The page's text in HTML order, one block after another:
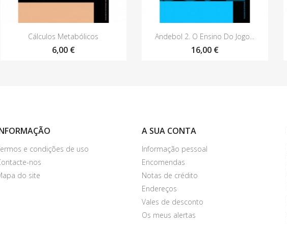
Vista rápida
Cálculos Metabólicos
6,00 €
 Vista rápida
Andebol 2. O Ensino Do Jogo...
16,00 €
e condições de uso
nos
do site
A SUA CONTA
Informação pessoal
Encomendas
Notas de crédito
Endereços
Vales de desconto
Os meus alertas